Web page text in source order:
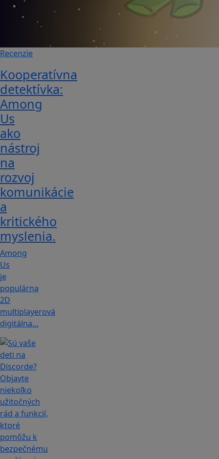
Recenzie
Kooperatívna
detektívka:
Among
Us
ako
nástroj
na
rozvoj
komunikácie
a
kritického
myslenia.
Among
Us
je
populárna
2D
multiplayerová
digitálna…